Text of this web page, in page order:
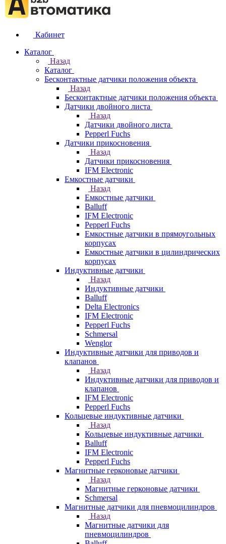
Кабинет
Каталог
Назад
Каталог
Бесконтактные датчики положения объекта
Назад
Бесконтактные датчики положения объекта
Датчики двойного листа
Назад
Датчики двойного листа
Pepperl Fuchs
Датчики прикосновения
Назад
Датчики прикосновения
IFM Electronic
Емкостные датчики
Назад
Емкостные датчики
Balluff
IFM Electronic
Pepperl Fuchs
Емкостные датчики в прямоугольных
корпусах
Емкостные датчики в цилиндрических
корпусах
Индуктивные датчики
Назад
Индуктивные датчики
Balluff
Delta Electronics
IFM Electronic
Pepperl Fuchs
Schmersal
Wenglor
Индуктивные датчики для приводов и
клапанов
Назад
Индуктивные датчики для приводов и
клапанов
IFM Electronic
Pepperl Fuchs
Кольцевые индуктивные датчики
Назад
Кольцевые индуктивные датчики
Balluff
IFM Electronic
Pepperl Fuchs
Магнитные герконовые датчики
Назад
Магнитные герконовые датчики
Schmersal
Магнитные датчики для пневмоцилиндров
Назад
Магнитные датчики для
пневмоцилиндров